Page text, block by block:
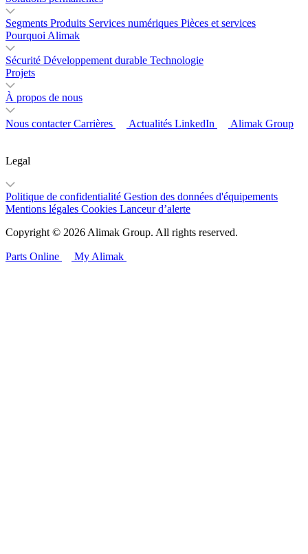
Segments Produits Services numériques Pièces et services
Pourquoi Alimak
Sécurité Développement durable Technologie
Projets
À propos de nous
Nous contacter Carrières Actualités LinkedIn Alimak Group
Legal
Politique de confidentialité Gestion des données d'équipements
Mentions légales Cookies Lanceur d’alerte
Copyright © 2026 Alimak Group. All rights reserved.
Parts Online My Alimak